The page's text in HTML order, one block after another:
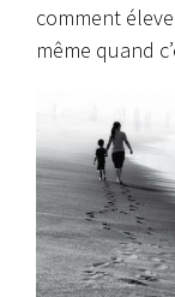
comment
même quand